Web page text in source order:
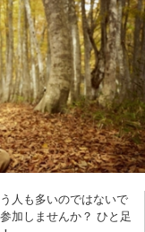
人も多いのではないで
加しませんか？ ひと足